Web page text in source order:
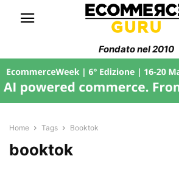
Fondato nel 2010
Home Tags Booktok
booktok